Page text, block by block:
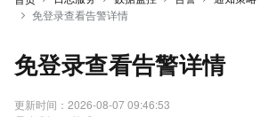
免登录查看告警详情
免登录查看告警详情
更新时间： 2026-08-07 09:46:53